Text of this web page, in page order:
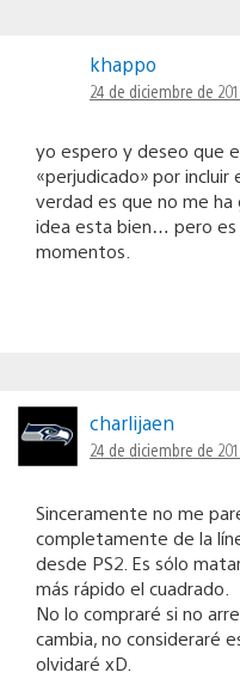
khappo
24 de diciembre de
yo espero y deseo que
«perjudicado» por
verdad es que no me
idea esta bien… pero es
momentos.
charlijaen
24 de diciembre de
Sinceramente no me
completamente de la
desde PS2. Es sólo
más rápido el cuadrado.
No lo compraré si no
cambia, no consideraré
olvidaré xD.